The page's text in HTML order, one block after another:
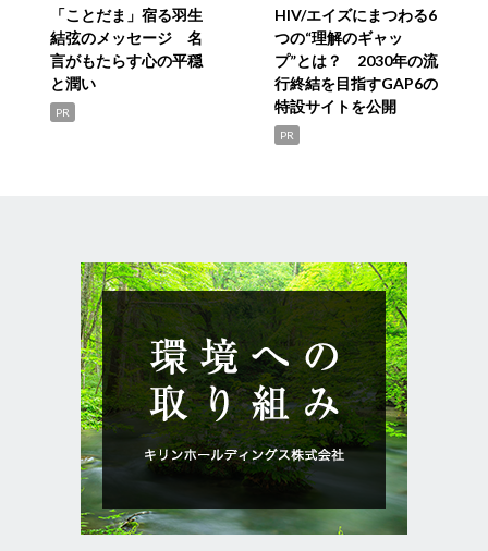
「ことだま」宿る羽生
結弦のメッセージ 名
言がもたらす心の平穏
と潤い
PR
HIV/エイズにまつわる6
つの“理解のギャッ
プ”とは？ 2030年の流
行終結を目指すGAP6の
特設サイトを公開
PR